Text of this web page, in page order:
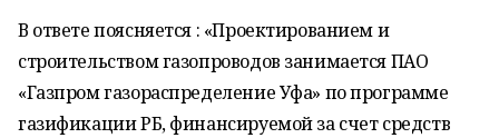
В ответе поясняется : «Проектированием и
строительством газопроводов занимается ПАО
«Газпром газораспределение Уфа» по программе
газификации РБ, финансируемой за счет средств